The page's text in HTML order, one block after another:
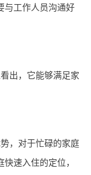
与工作人员沟通好
出，它能够满足家
，对于忙碌的家庭
速入住的定位，